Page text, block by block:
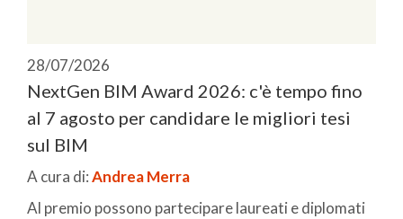
28/07/2026
NextGen BIM Award 2026: c'è tempo fino
al 7 agosto per candidare le migliori tesi
sul BIM
A cura di:Andrea Merra
Al premio possono partecipare laureati e diplomati